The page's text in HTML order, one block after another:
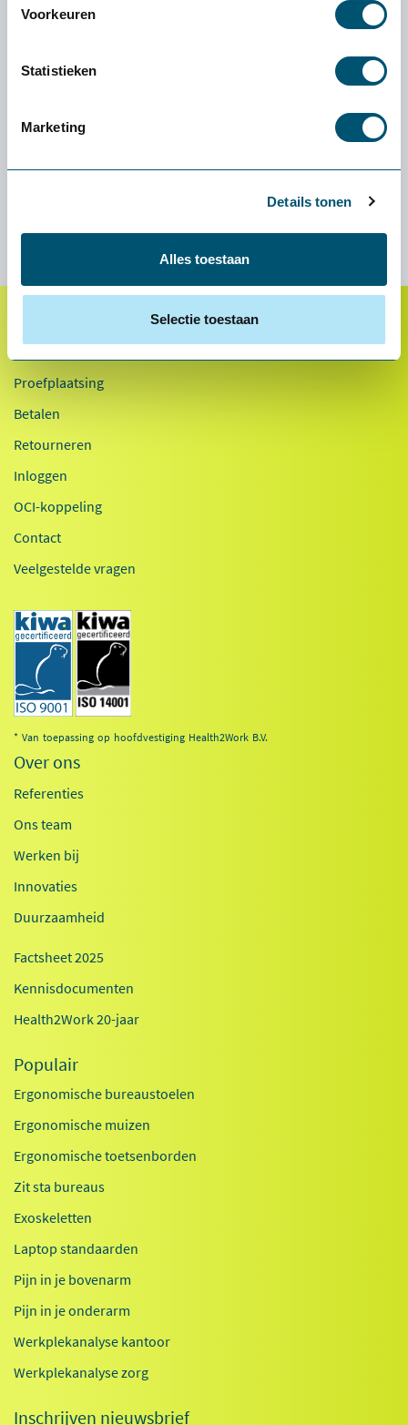
Voorkeuren
Statistieken
Marketing
Details tonen
Alles toestaan
Selectie toestaan
wit (€54,45 incl. BTW)
ergonomisch verantwoord compact toetsenbord met de
Klantenservice
Proefplaatsing
Betalen
Retourneren
Inloggen
OCI-koppeling
Contact
Veelgestelde vragen
* Van toepassing op hoofdvestiging Health2Work B.V.
Over ons
Referenties
Ons team
Werken bij
Innovaties
Duurzaamheid
Factsheet 2025
Kennisdocumenten
Health2Work 20-jaar
Populair
Ergonomische bureaustoelen
Ergonomische muizen
Ergonomische toetsenborden
Zit sta bureaus
Exoskeletten
Laptop standaarden
Pijn in je bovenarm
Pijn in je onderarm
Werkplekanalyse kantoor
Werkplekanalyse zorg
Inschrijven nieuwsbrief